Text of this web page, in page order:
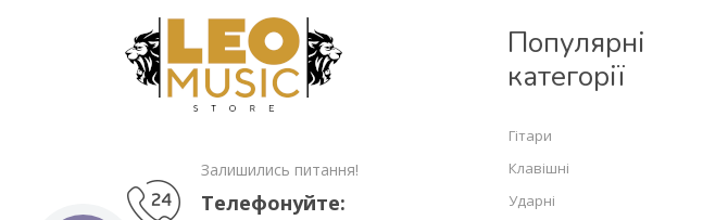
Залишились питання!
Телефонуйте:
Популярні
категорії
Гітари
Клавішні
Ударні